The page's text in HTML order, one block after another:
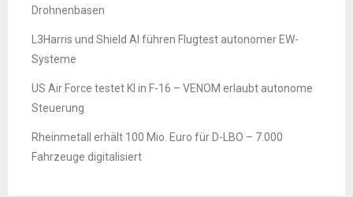
Drohnenbasen
L3Harris und Shield AI führen Flugtest autonomer EW-
Systeme
US Air Force testet KI in F-16 – VENOM erlaubt autonome
Steuerung
Rheinmetall erhält 100 Mio. Euro für D-LBO – 7.000
Fahrzeuge digitalisiert